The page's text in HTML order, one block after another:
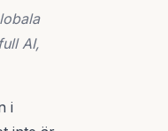
AI,
i